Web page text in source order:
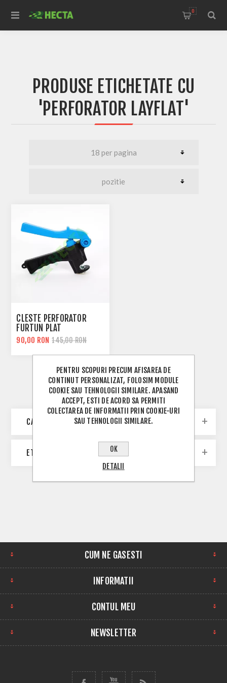
0
PRODUSE ETICHETATE CU
'PERFORATOR LAYFLAT'
CLESTE PERFORATOR
FURTUN PLAT
90,00 RON 145,00 RON
CATEGORII
ETICHETE POPULARE
CUM NE GASESTI
INFORMATII
CONTUL MEU
NEWSLETTER
PENTRU SCOPURI PRECUM AFISAREA DE
CONTINUT PERSONALIZAT, FOLOSIM MODULE
COOKIE SAU TEHNOLOGII SIMILARE. APASAND
ACCEPT, ESTI DE ACORD SA PERMITI
COLECTAREA DE INFORMATII PRIN COOKIE-URI
SAU TEHNOLOGII SIMILARE.
OK
DETALII